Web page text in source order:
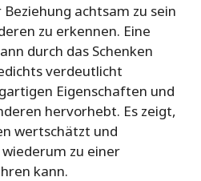
achtsam zu sein
zu erkennen. Eine
durch das Schenken
verdeutlicht
Eigenschaften und
hervorhebt. Es zeigt,
wertschätzt und
zu einer
kann.